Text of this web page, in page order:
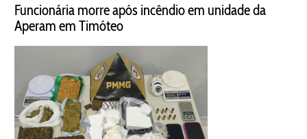
Funcionária morre após incêndio em unidade da
Aperam em Timóteo